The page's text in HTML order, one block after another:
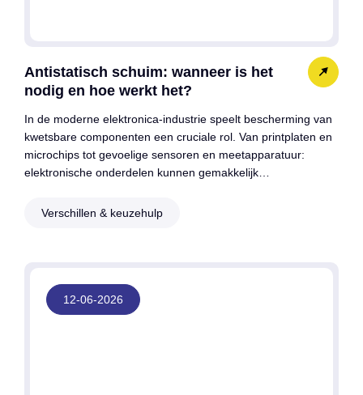
Antistatisch schuim: wanneer is het
nodig en hoe werkt het?
In de moderne elektronica-industrie speelt bescherming van
kwetsbare componenten een cruciale rol. Van printplaten en
microchips tot gevoelige sensoren en meetapparatuur:
elektronische onderdelen kunnen gemakkelijk…
Verschillen & keuzehulp
12-06-2026